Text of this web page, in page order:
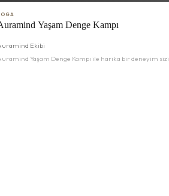
Yaşam Denge Kampı
Ekibi
Yaşam Denge Kampı ile harika bir deneyim sizi